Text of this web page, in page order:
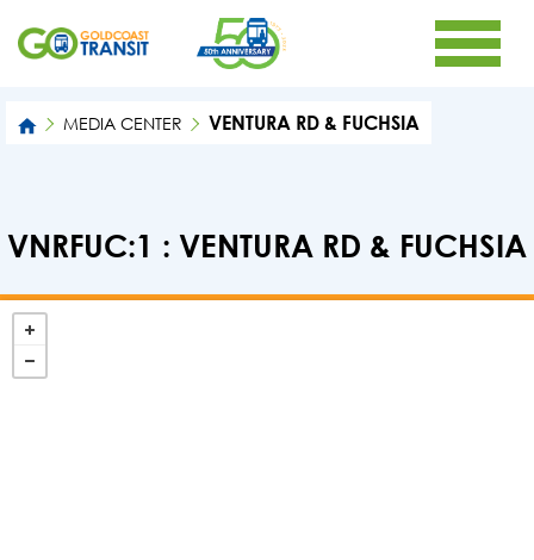
MEDIA CENTER VENTURA RD & FUCHSIA
VNRFUC:1 : VENTURA RD & FUCHSIA